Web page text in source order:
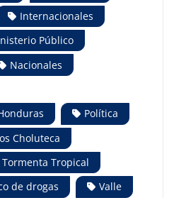
Internacionales
Público
Nacionales
Política
Choluteca
Tormenta Tropical
de drogas
Valle